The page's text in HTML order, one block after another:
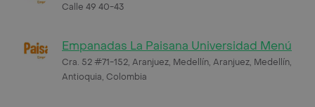
Calle 49 40-43
Empanadas La Paisana Universidad Menú
Cra. 52 #71-152, Aranjuez, Medellín, Aranjuez, Medellín,
Antioquia, Colombia